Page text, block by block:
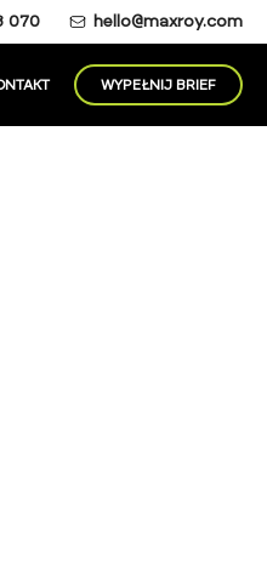
070 hello@maxroy.com
WYPEŁNIJ BRIEF